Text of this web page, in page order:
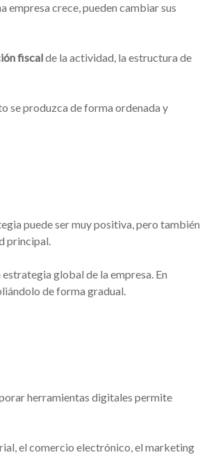
empresa crece, pueden cambiar sus
fiscalde la actividad, la estructura de
se produzca de forma ordenada y
puede ser muy positiva, pero también
principal.
global de la empresa. En
de forma gradual.
herramientas digitales permite
el comercio electrónico, el marketing